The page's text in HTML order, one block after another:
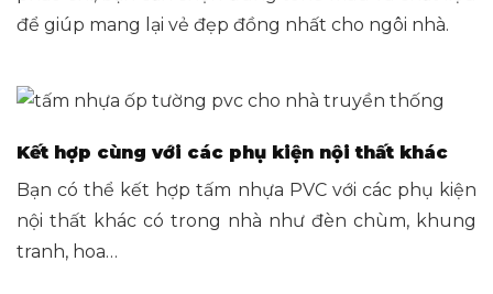
để giúp mang lại vẻ đẹp đồng nhất cho ngôi nhà.
Kết hợp cùng với các phụ kiện nội thất khác
Bạn có thể kết hợp tấm nhựa PVC với các phụ kiện
nội thất khác có trong nhà như đèn chùm, khung
tranh, hoa…